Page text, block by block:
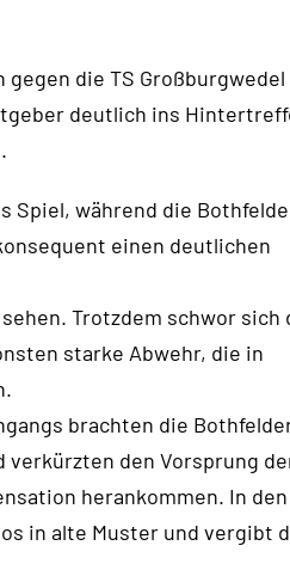
die TS Großburgwedel
deutlich ins
Spiel, während die
einen deutlichen
Trotzdem schwor sich
starke Abwehr, die in
brachten die
verkürzten den Vorsprung
herankommen. In den
in alte Muster und vergibt